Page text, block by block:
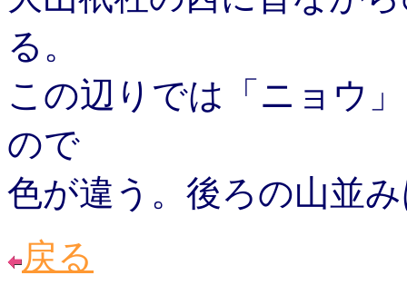
る。
この辺りでは「ニョウ
ので
色が違う。後ろの山並
戻る